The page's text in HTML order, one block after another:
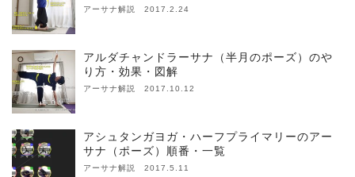
アーサナ解説 2017.2.24
アルダチャンドラーサナ（半月のポーズ）のや
り方・効果・図解
アーサナ解説 2017.10.12
アシュタンガヨガ・ハーフプライマリーのアー
サナ（ポーズ）順番・一覧
アーサナ解説 2017.5.11